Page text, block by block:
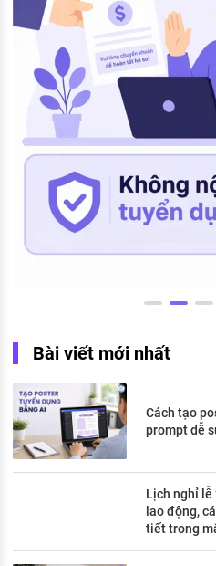
Bài viết mới nhất
Cách tạo
prompt dễ
Lịch nghỉ lễ
lao động,
tiết trong